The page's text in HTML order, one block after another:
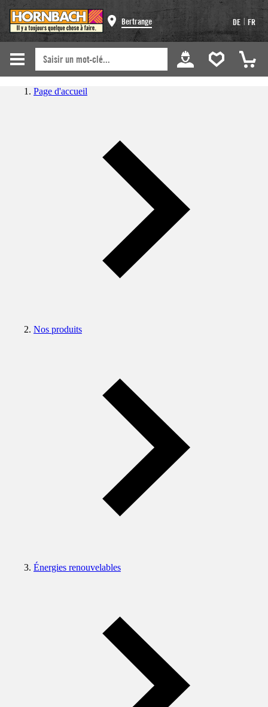
Bertrange DE | FR
Page d'accueil
Nos produits
Énergies renouvelables